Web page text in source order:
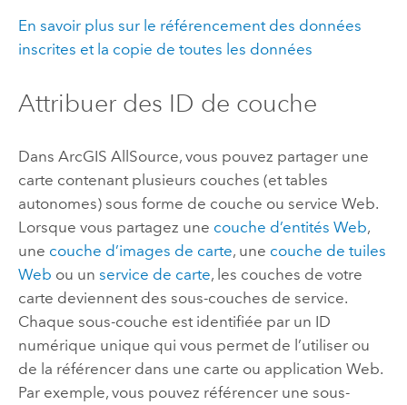
En savoir plus sur le référencement des données
inscrites et la copie de toutes les données
Attribuer des ID de couche
Dans ArcGIS AllSource, vous pouvez partager une
carte contenant plusieurs couches (et tables
autonomes) sous forme de couche ou service Web.
Lorsque vous partagez une couche d’entités Web,
une couche d’images de carte, une couche de tuiles
Web ou un service de carte, les couches de votre
carte deviennent des sous-couches de service.
Chaque sous-couche est identifiée par un ID
numérique unique qui vous permet de l’utiliser ou
de la référencer dans une carte ou application Web.
Par exemple, vous pouvez référencer une sous-